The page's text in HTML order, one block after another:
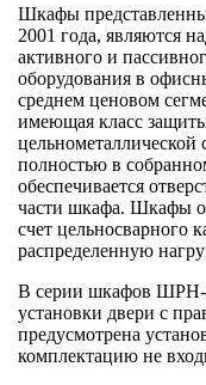
Шкафы
2001 года, являются
активного и
оборудования в
среднем ценовом
имеющая класс
цельнометаллической
полностью в
обеспечивается
части шкафа. Шкафы
счет цельносварного
распределенную
В серии шкафов ШРН-
установки двери с
предусмотрена
комплектацию не